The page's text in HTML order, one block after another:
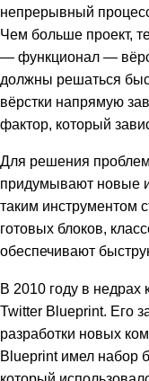
непрерывный
Чем больше проект,
— функционал —
должны решаться
вёрстки напрямую
фактор, который
Для решения
придумывают новые
таким инструментом
готовых блоков,
обеспечивают
В 2010 году в недрах
Twitter Blueprint. Его
разработки новых
Blueprint имел набор